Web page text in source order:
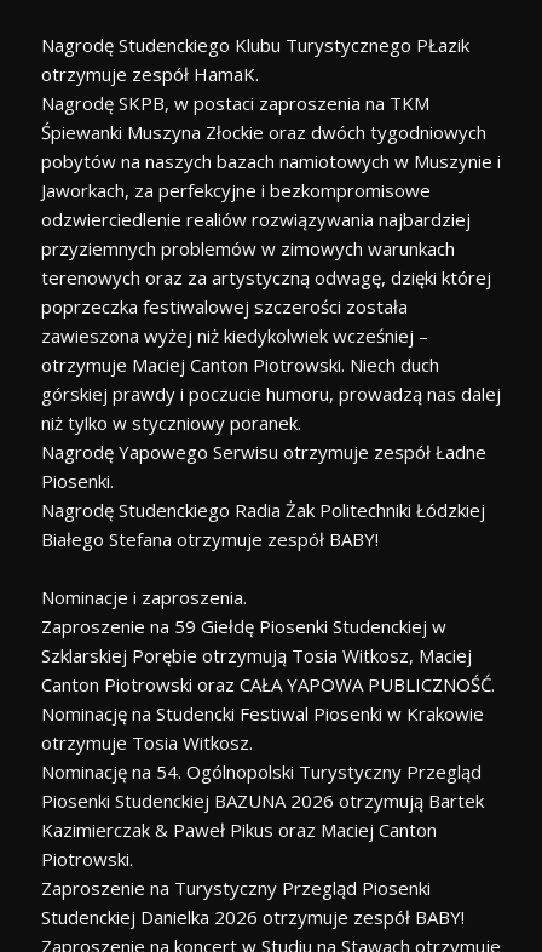
Nagrodę Studenckiego Klubu Turystycznego PŁazik
otrzymuje zespół HamaK.
Nagrodę SKPB, w postaci zaproszenia na TKM
Śpiewanki Muszyna Złockie oraz dwóch tygodniowych
pobytów na naszych bazach namiotowych w Muszynie i
Jaworkach, za perfekcyjne i bezkompromisowe
odzwierciedlenie realiów rozwiązywania najbardziej
przyziemnych problemów w zimowych warunkach
terenowych oraz za artystyczną odwagę, dzięki której
poprzeczka festiwalowej szczerości została
zawieszona wyżej niż kiedykolwiek wcześniej –
otrzymuje Maciej Canton Piotrowski. Niech duch
górskiej prawdy i poczucie humoru, prowadzą nas dalej
niż tylko w styczniowy poranek.
Nagrodę Yapowego Serwisu otrzymuje zespół Ładne
Piosenki.
Nagrodę Studenckiego Radia Żak Politechniki Łódzkiej
Białego Stefana otrzymuje zespół BABY!
Nominacje i zaproszenia.
Zaproszenie na 59 Giełdę Piosenki Studenckiej w
Szklarskiej Porębie otrzymują Tosia Witkosz, Maciej
Canton Piotrowski oraz CAŁA YAPOWA PUBLICZNOŚĆ.
Nominację na Studencki Festiwal Piosenki w Krakowie
otrzymuje Tosia Witkosz.
Nominację na 54. Ogólnopolski Turystyczny Przegląd
Piosenki Studenckiej BAZUNA 2026 otrzymują Bartek
Kazimierczak & Paweł Pikus oraz Maciej Canton
Piotrowski.
Zaproszenie na Turystyczny Przegląd Piosenki
Studenckiej Danielka 2026 otrzymuje zespół BABY!
Zaproszenie na koncert w Studiu na Stawach otrzymuje